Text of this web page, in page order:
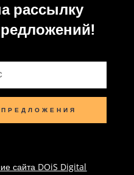
рассылку
сайта DOiS Digital